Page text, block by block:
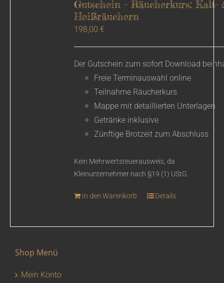
Gutschein – Räucherkurs: Kalt-
Heißräuchern
198,00 €
Der Gutschein zum sofort Download
Freie Terminauswahl online
Teilnahme Räucherkurs
Mappe mit detaillierten Unterlagen
Getränke inklusive
Zünftige Brotzeit zum Abschluss
Kein Mehrwertsteuerausweis, da
Kleinunternehmer nach §19 (1) UStG.
In den Warenkorb Details
Shop Menü
Mein Konto